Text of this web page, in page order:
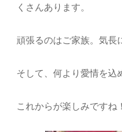
くさんあります。
頑張るのはご家族。気長
そして、何より愛情を込
これからが楽しみですね！